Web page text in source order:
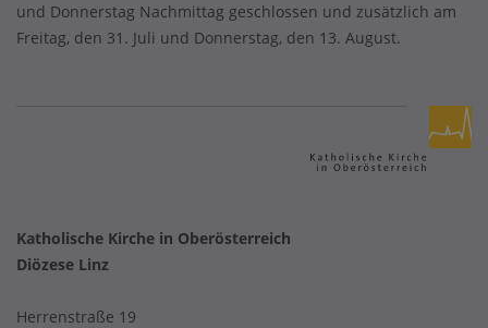
und Donnerstag Nachmittag geschlossen und zusätzlich am
Freitag, den 31. Juli und Donnerstag, den 13. August.
Katholische Kirche in Oberösterreich
Diözese Linz
Herrenstraße 19